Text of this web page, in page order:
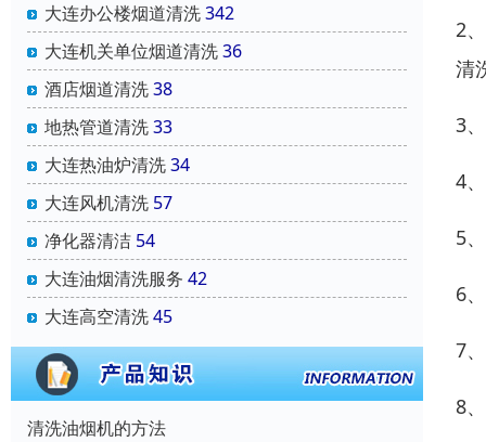
大连办公楼烟道清洗342
大连机关单位烟道清洗36
酒店烟道清洗38
地热管道清洗33
大连热油炉清洗34
大连风机清洗 57
净化器清洁 54
大连油烟清洗服务 42
大连高空清洗45
清洗油烟机的方法
2
清
3
4
5
6
7
8